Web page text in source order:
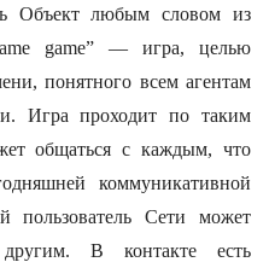
Объект любым словом из
game” — игра, целью
понятного всем агентам
Игра проходит по таким
общаться с каждым, что
коммуникативной
пользователь Сети может
В контакте есть